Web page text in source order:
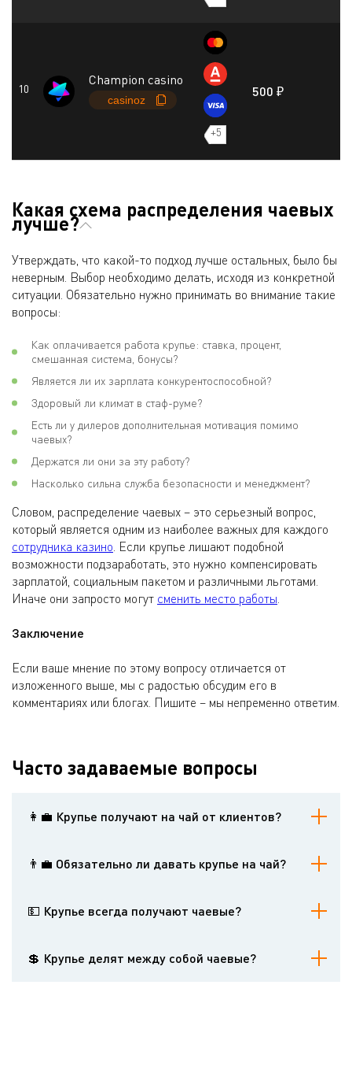
Champion casino
+5
500 ₽
Какая схема распределения чаевых
лучше?
Утверждать, что какой-то подход лучше остальных, было бы
неверным. Выбор необходимо делать, исходя из конкретной
ситуации. Обязательно нужно принимать во внимание такие
вопросы:
Как оплачивается работа крупье: ставка, процент,
смешанная система, бонусы?
Является ли их зарплата конкурентоспособной?
Здоровый ли климат в стаф-руме?
Есть ли у дилеров дополнительная мотивация помимо
чаевых?
Держатся ли они за эту работу?
Насколько сильна служба безопасности и менеджмент?
Словом, распределение чаевых – это серьезный вопрос,
который является одним из наиболее важных для каждого
сотрудника казино. Если крупье лишают подобной
возможности подзаработать, это нужно компенсировать
зарплатой, социальным пакетом и различными льготами.
Иначе они запросто могут сменить место работы.
Заключение
Если ваше мнение по этому вопросу отличается от
изложенного выше, мы с радостью обсудим его в
комментариях или блогах. Пишите – мы непременно ответим.
Часто задаваемые вопросы
👩‍💼 Крупье получают на чай от клиентов?
👨‍💼 Обязательно ли давать крупье на чай?
💵 Крупье всегда получают чаевые?
чаевые только при положительном результате работы казино.
💲 Крупье делят между собой чаевые?